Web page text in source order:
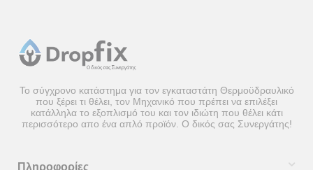
Το σύγχρονο κατάστημα για τον εγκαταστάτη Θερμοϋδραυλικό
που ξέρει τι θέλει, τον Μηχανικό που πρέπει να επιλέξει
κατάλληλα το εξοπλισμό του και τον ιδιώτη που θέλει κάτι
περισσότερο απο ένα απλό προϊόν. Ο δικός σας Συνεργάτης!
Πληροφορίες